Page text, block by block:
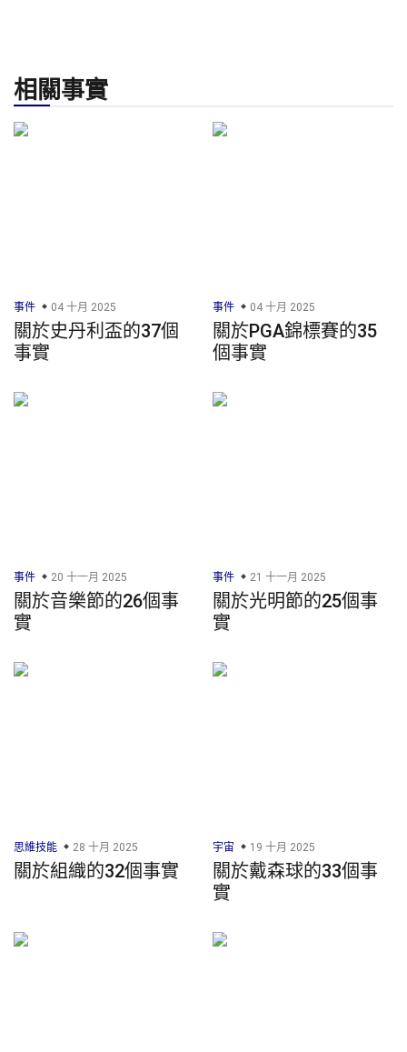
相關事實
事件 04 十月 2025
關於史丹利盃的37個
事實
事件 04 十月 2025
關於PGA錦標賽的35
個事實
事件 20 十一月 2025
關於音樂節的26個事
實
事件 21 十一月 2025
關於光明節的25個事
實
思維技能 28 十月 2025
關於組織的32個事實
宇宙 19 十月 2025
關於戴森球的33個事
實